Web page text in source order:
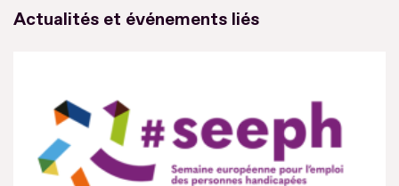
Actualités et événements liés